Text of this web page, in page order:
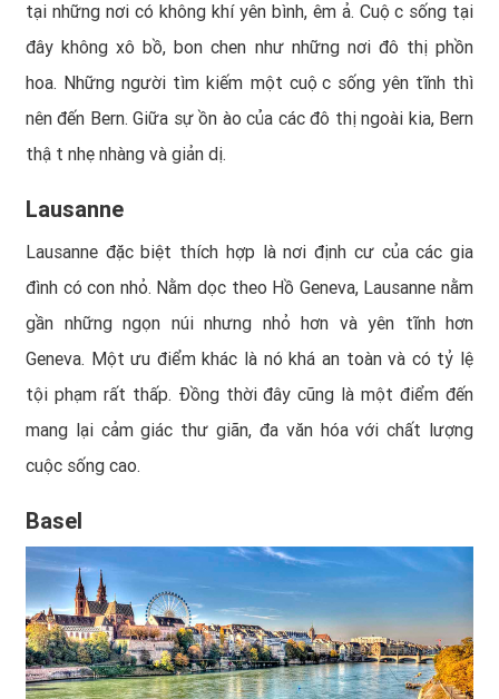
tại những nơi có không khí yên bình, êm ả. Cuộc sống tại
đây không xô bồ, bon chen như những nơi đô thị phồn
hoa. Những người tìm kiếm một cuộc sống yên tĩnh thì
nên đến Bern. Giữa sự ồn ào của các đô thị ngoài kia, Bern
thật nhẹ nhàng và giản dị.
Lausanne
Lausanne đặc biệt thích hợp là nơi định cư của các gia
đình có con nhỏ. Nằm dọc theo Hồ Geneva, Lausanne nằm
gần những ngọn núi nhưng nhỏ hơn và yên tĩnh hơn
Geneva. Một ưu điểm khác là nó khá an toàn và có tỷ lệ
tội phạm rất thấp. Đồng thời đây cũng là một điểm đến
mang lại cảm giác thư giãn, đa văn hóa với chất lượng
cuộc sống cao.
Basel